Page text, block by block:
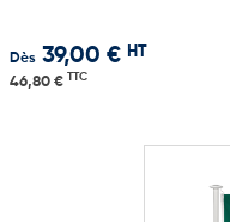
Dès 39,00 € HT
46,80 € TTC